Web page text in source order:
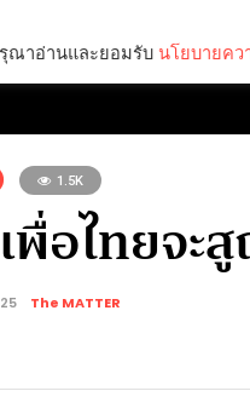
1.5K
พื่อไทยจ
The MATTER
รุณาอ่านและยอมรับ นโยบายคว